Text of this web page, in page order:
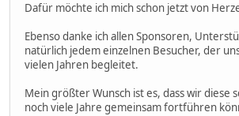
Dafür möchte ich mich schon jetzt von
Ebenso danke ich allen Sponsoren,
natürlich jedem einzelnen Besucher, der
vielen Jahren begleitet.
Mein größter Wunsch ist es, dass wir diese
noch viele Jahre gemeinsam fortführen